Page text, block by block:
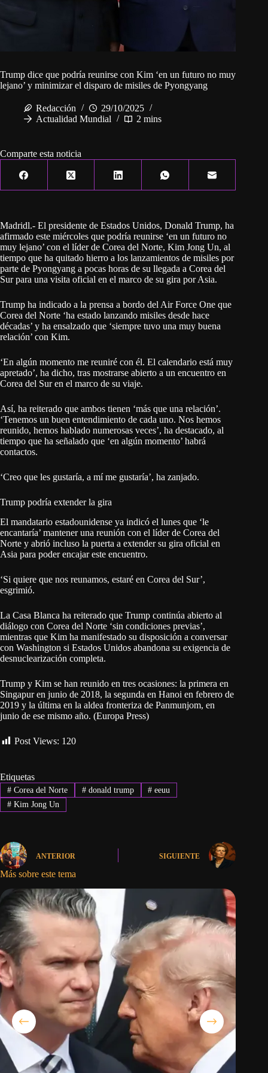
Trump dice que podría reunirse con Kim ‘en un futuro no muy
lejano’ y minimizar el disparo de misiles de Pyongyang
Redacción
29/10/2025
Actualidad Mundial
2 mins
Comparte esta noticia
Madridl.- El presidente de Estados Unidos, Donald Trump, ha
afirmado este miércoles que podría reunirse ‘en un futuro no
muy lejano’ con el líder de Corea del Norte, Kim Jong Un, al
tiempo que ha quitado hierro a los lanzamientos de misiles por
parte de Pyongyang a pocas horas de su llegada a Corea del
Sur para una visita oficial en el marco de su gira por Asia.
Trump ha indicado a la prensa a bordo del Air Force One que
Corea del Norte ‘ha estado lanzando misiles desde hace
décadas’ y ha ensalzado que ‘siempre tuvo una muy buena
relación’ con Kim.
‘En algún momento me reuniré con él. El calendario está muy
apretado’, ha dicho, tras mostrarse abierto a un encuentro en
Corea del Sur en el marco de su viaje.
Así, ha reiterado que ambos tienen ‘más que una relación’.
‘Tenemos un buen entendimiento de cada uno. Nos hemos
reunido, hemos hablado numerosas veces’, ha destacado, al
tiempo que ha señalado que ‘en algún momento’ habrá
contactos.
‘Creo que les gustaría, a mí me gustaría’, ha zanjado.
Trump podría extender la gira
El mandatario estadounidense ya indicó el lunes que ‘le
encantaría’ mantener una reunión con el líder de Corea del
Norte y abrió incluso la puerta a extender su gira oficial en
Asia para poder encajar este encuentro.
‘Si quiere que nos reunamos, estaré en Corea del Sur’,
esgrimió.
La Casa Blanca ha reiterado que Trump continúa abierto al
diálogo con Corea del Norte ‘sin condiciones previas’,
mientras que Kim ha manifestado su disposición a conversar
con Washington si Estados Unidos abandona su exigencia de
desnuclearización completa.
Trump y Kim se han reunido en tres ocasiones: la primera en
Singapur en junio de 2018, la segunda en Hanoi en febrero de
2019 y la última en la aldea fronteriza de Panmunjom, en
junio de ese mismo año. (Europa Press)
Post Views: 120
Etiquetas
#Corea del Norte #donald trump # eeuu
#Kim Jong Un
ANTERIOR SIGUIENTE
Más sobre este tema